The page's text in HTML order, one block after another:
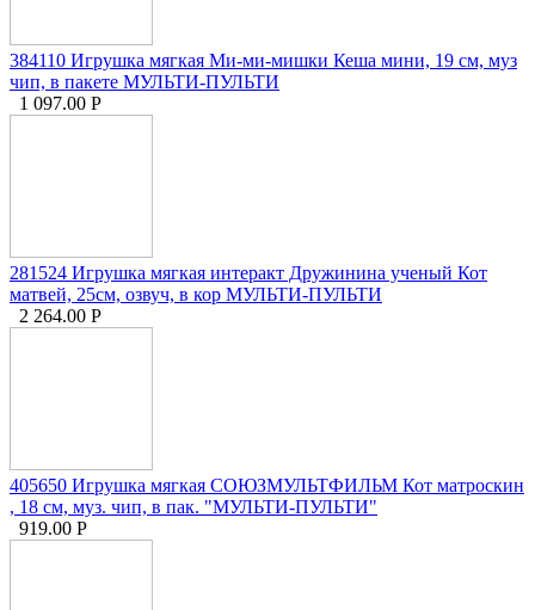
384110 Игрушка мягкая Ми-ми-мишки Кеша мини, 19 см, муз
чип, в пакете МУЛЬТИ-ПУЛЬТИ
1 097.00 Р
281524 Игрушка мягкая интеракт Дружинина ученый Кот
матвей, 25см, озвуч, в кор МУЛЬТИ-ПУЛЬТИ
2 264.00 Р
405650 Игрушка мягкая СОЮЗМУЛЬТФИЛЬМ Кот матроскин
, 18 см, муз. чип, в пак. "МУЛЬТИ-ПУЛЬТИ"
919.00 Р